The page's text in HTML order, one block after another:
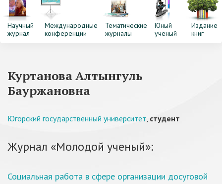
Научный
журнал
Международные
конференции
Тематические
журналы
Юный
ученый
Издание
книг
Куртанова Алтынгуль
Бауржановна
Югорский государственный университет, студент
Журнал «Молодой ученый»:
Социальная работа в сфере организации досуговой